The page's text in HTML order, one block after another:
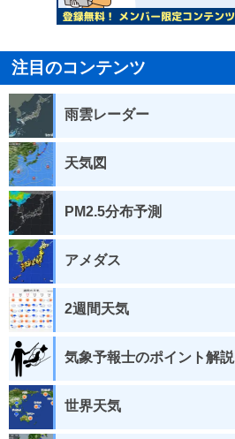
注目のコンテンツ
雨雲レーダー
天気図
PM2.5分布予測
アメダス
2週間天気
気象予報士のポイント解説
世界天気